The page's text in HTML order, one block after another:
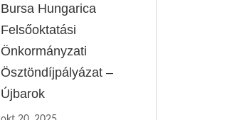
Bursa Hungarica
Felsőoktatási
Önkormányzati
Ösztöndíjpályázat –
Újbarok